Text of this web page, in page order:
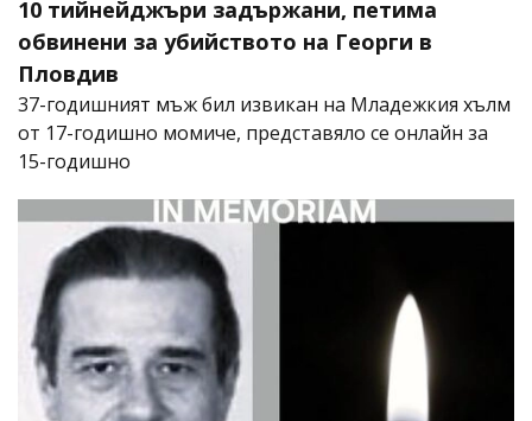
10 тийнейджъри задържани, петима
обвинени за убийството на Георги в
Пловдив
37-годишният мъж бил извикан на Младежкия хълм
от 17-годишно момиче, представяло се онлайн за
15-годишно